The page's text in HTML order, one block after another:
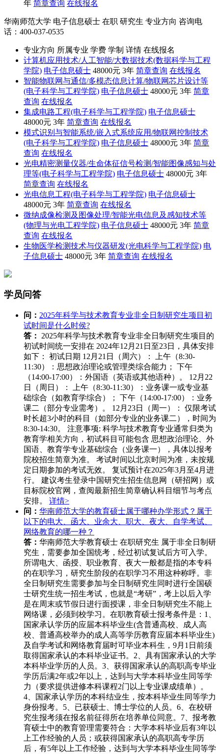
年 简章查询 在线报名
华南师范大学 电子信息硕士 在职 研究生 专业方向 咨询电
话：400-037-0535
专业方向 所属专业 学费 学制 详情 在线报名
计算机应用技术/人工智能/大数据技术(数据科学与工程
学院) 电子信息硕士 48000元 3年 简章查询 在线报名
智能物联网与通信/多模态信息计算/物联网芯片设计等
(电子科学与工程学院) 电子信息硕士 48000元 3年 简章
查询 在线报名
集成电路工程(电子科学与工程学院) 电子信息硕士
48000元 3年 简章查询 在线报名
模式识别与智能系统/嵌入式系统应用/物联网控制技术
(电子科学与工程学院) 电子信息硕士 48000元 3年 简章
查询 在线报名
光电精密测量仪器/生命体征信号检测/智能图像感知与处
理等(电子科学与工程学院) 电子信息硕士 48000元 3年
简章查询 在线报名
光电信息工程(电子科学与工程学院) 电子信息硕士
48000元 3年 简章查询 在线报名
微纳成像检测及图像处理/智能光电信息及感知技术等
(物理与光电工程学院) 电子信息硕士 48000元 3年 简章
查询 在线报名
生物医学检测技术与仪器研发(光电科学与工程学院) 电
子信息硕士 48000元 3年 简章查询 在线报名
学员问答
问： 2025年科学与技术教育专业非全日制研究生项目初
试时间是什么时侯?
答：
2025年科学与技术教育专业非全日制研究生项目的
初试时间统一安排在 ‌2024年12月21日至23日‌，具体安排
如下： 初试日期‌ 12月21日（周六）‌： 上午（8:30-
11:30）：思想政治理论或管理类综合能力； 下午
（14:00-17:00）：外国语（英语或其他语种）。 12月22
日（周日）‌： 上午（8:30-11:30）：业务课一或专业基
础综合（如教育学综合）； 下午（14:00-17:00）：业务
课二（部分专业需考）。 12月23日（周一）‌： 仅限考试
时长超3小时的科目（如部分专业的业务课二），时间为
8:30-14:30。 注意事项‌: 科学与技术教育专业通常归类为
教育学相关方向，初试科目可能包含 ‌思想政治理论、外
国语、教育学专业基础综合‌（业务课一），具体以报考
院校招生简章为准。 考试时间以北京时间为准，未按规
定日期参加的考试无效。 复试预计在2025年3月至4月进
行。 建议考生登录中国研究生招生信息网（研招网）或
目标院校官网，查阅最新招生简章确认科目细节与考点
安排。 详情>
问： 华南师范大学的教育硕士属于哪种办学形式？属于
以下的电大、函大、业余大、职大、夜大、自学考试、
网络教育的哪一种？
答： 华南师范大学教育硕士 在职研究生 属于非全日制研
究生，需要参加全国统考，经过初试复试后方可入学。
所谓电大、函授、职业教育、夜大一般都是指的本专科
的在职学习，研究生阶段的在职学习不用这种称呼。非
全日制研究生需要参加与全日制研究生同时进行全国硕
士研究生统一招生考试，也就是“考研”，考上以后入学
是在周末或节假日进行面授课，非全日制研究生不能上
网络课，必须到校学习。在职教育硕士报考条件是：1、
国家承认学历的应届本科毕业生(含普通高校、成人高
校、普通高校举办的成人高等学历教育应届本科毕业生)
及自学考试和网络教育届时可毕业本科生，9月1日前须
取得国家承认的本科毕业证书。2、具有国家承认的大学
本科毕业学历的人员。3、获得国家承认的高职高专毕业
学历后满2年或2年以上，达到与大学本科毕业生同等学
力（要求提供进修本科课程2门以上专业课成绩单）。
4、国家承认学历的本科结业生，按本科毕业生同等学力
身份报考。5、已获硕士、博士学位的人员。6、在校研
究生报考须在报名前征得所在培养单位同意。7、报考教
育硕士中的教育管理需要符合：大学本科毕业后有3年以
上工作经验的人员；或获得国家承认的高职高专学历
后，有5年以上工作经验，达到与大学本科毕业生同等学